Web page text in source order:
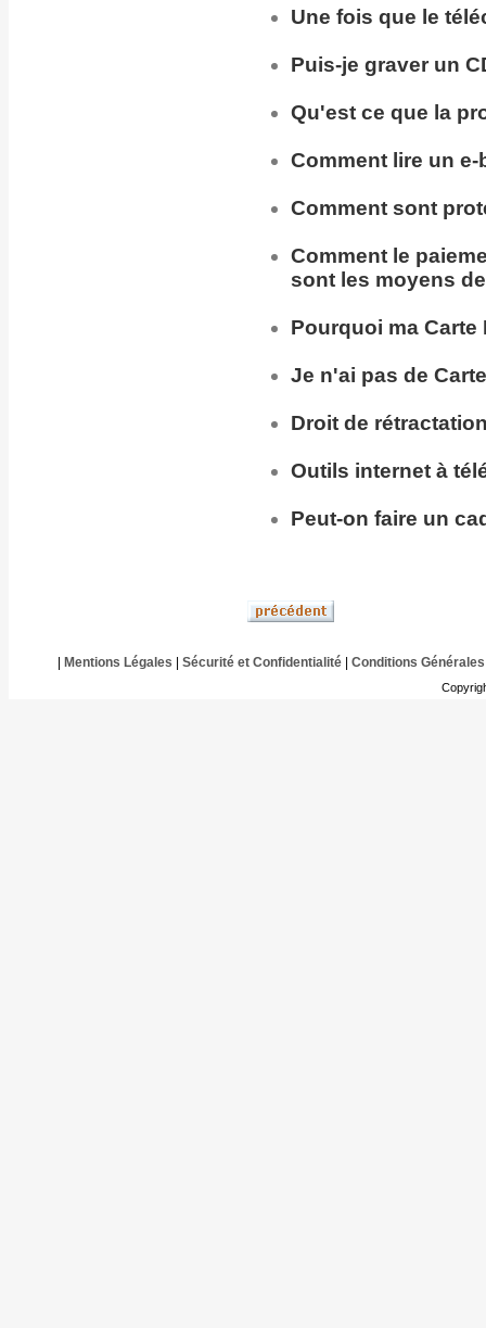
Une fois que le
Puis-je graver un
Qu'est ce que la
Comment lire un
Comment sont
Comment le
sont les moyens
Pourquoi ma Carte
Je n'ai pas de
Droit de
Outils internet à
Peut-on faire un
Mentions Légales Sécurité et Confidentialité| Conditions Générales